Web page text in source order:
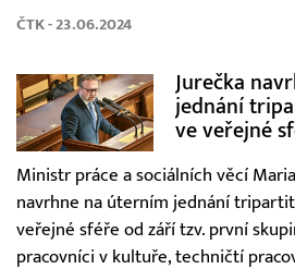
ČTK - 23.06.2024
Jurečka
jednání
ve veřejné
Ministr práce a sociálních věcí
navrhne na úterním jednání
veřejné sféře od září tzv. první
pracovníci v kultuře, techničtí